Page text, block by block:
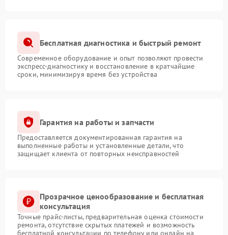
Бесплатная диагностика и быстрый ремонт
Современное оборудование и опыт позволяют провести
экспресс-диагностику и восстановление в кратчайшие
сроки, минимизируя время без устройства
Гарантия на работы и запчасти
Предоставляется документированная гарантия на
выполненные работы и установленные детали, что
защищает клиента от повторных неисправностей
Прозрачное ценообразование и бесплатная
консультация
Точные прайс-листы, предварительная оценка стоимости
ремонта, отсутствие скрытых платежей и возможность
бесплатной консультации по телефону или онлайн на